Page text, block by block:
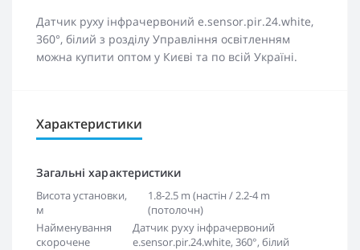
Датчик руху інфрачервоний e.sensor.pir.24.white,
360°, білий з розділу Управління освітленням
можна купити оптом у Києві та по всій Україні.
Характеристики
Загальні характеристики
Висота установки,
м
1.8-2.5 m (настін / 2.2-4 m
(потолочн)
Найменування
скорочене
Датчик руху інфрачервоний
e.sensor.pir.24.white, 360°, білий